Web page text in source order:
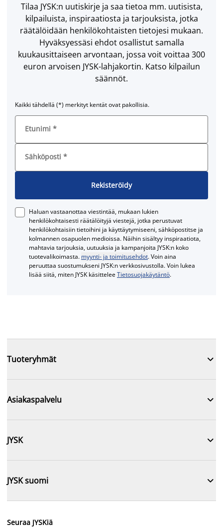
Tilaa JYSK:n uutiskirje ja saa tietoa mm. uutisista,
kilpailuista, inspiraatiosta ja tarjouksista, jotka
räätälöidään henkilökohtaisten tietojesi mukaan.
Hyväksyessäsi ehdot osallistut samalla
kuukausittaiseen arvontaan, jossa voit voittaa 300
euron arvoisen JYSK-lahjakortin. Katso kilpailun
säännöt.
Kaikki tähdellä (*) merkityt kentät ovat pakollisia.
Etunimi *
Sähköposti *
Rekisteröidy
Haluan vastaanottaa viestintää, mukaan lukien
henkilökohtaisesti räätälöityjä viestejä, jotka perustuvat
henkilökohtaisiin tietoihini ja käyttäytymiseeni, sähköpostitse ja
kolmannen osapuolen medioissa. Näihin sisältyy inspiraatiota,
mahtavia tarjouksia, uutuuksia ja kampanjoita JYSK:n koko
tuotevalikoimasta. myynti- ja toimitusehdot. Voin aina
peruuttaa suostumukseni JYSK:n verkkosivustolla. Voin lukea
lisää siitä, miten JYSK käsitteleeTietosuojakäytäntö.
Tuoteryhmät 
Asiakaspalvelu 
JYSK 
JYSK suomi 
Seuraa JYSKiä